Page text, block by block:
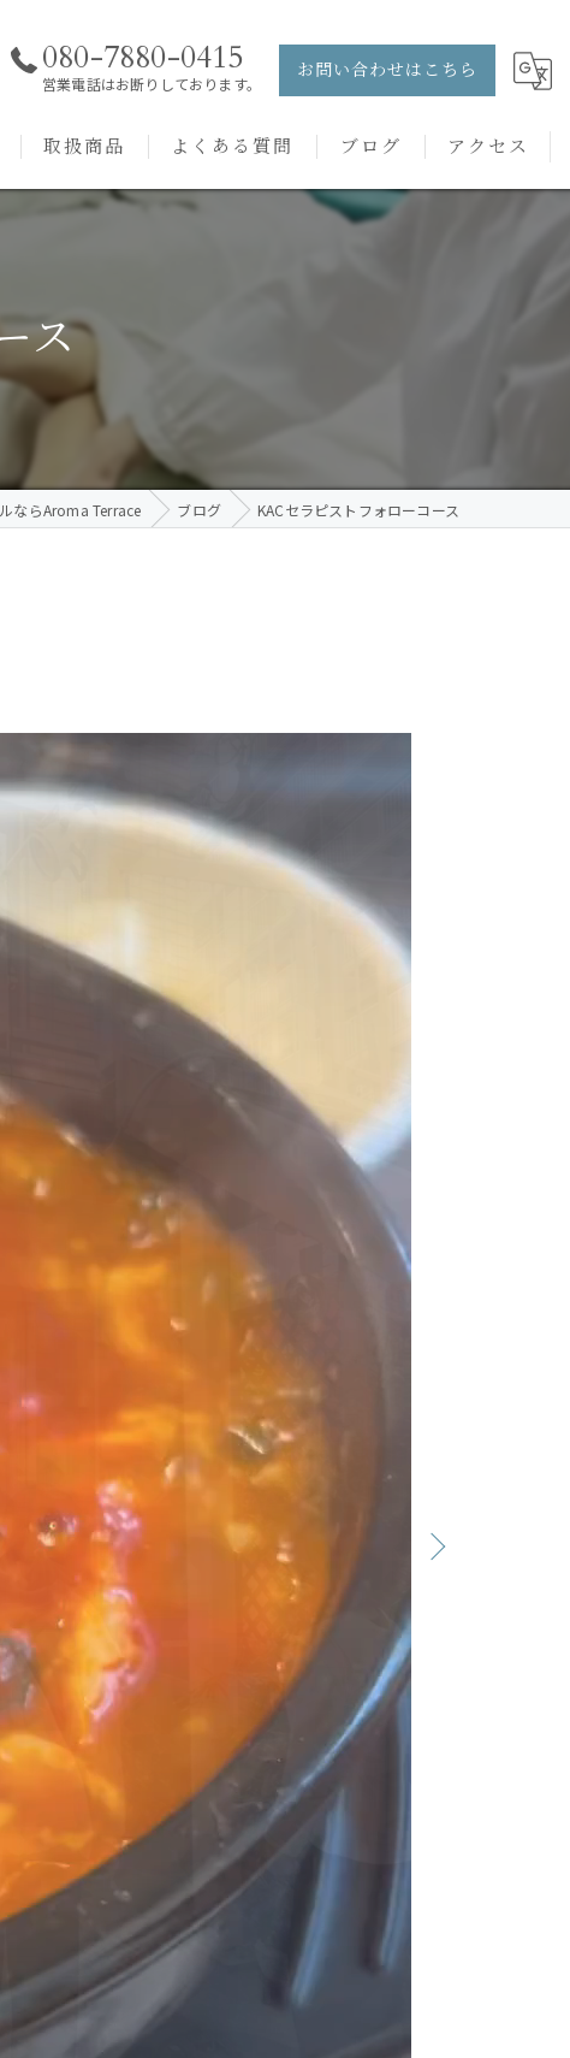
080-7880-0415
営業電話はお断りしております。
お問い合わせはこちら
ュー
後ケアメニュー
取扱商品
バッチフラワーレメディ
よくある質問 ブログ アクセス
ス
ならAroma Terrace ブログ KACセラピストフォローコース